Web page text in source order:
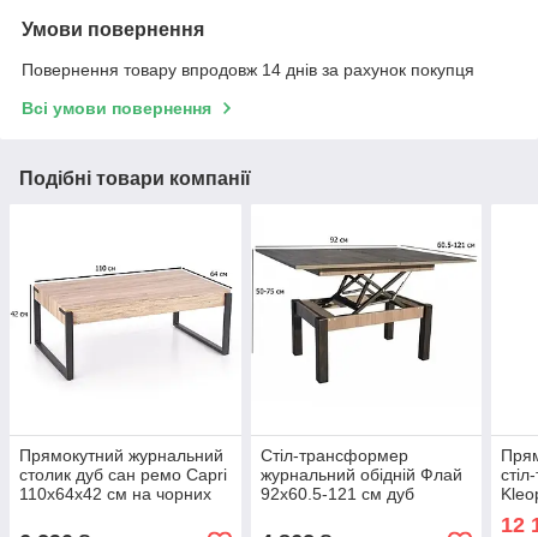
Умови повернення
Повернення товару впродовж 14 днів за рахунок покупця
Всі умови повернення
Подібні товари компанії
Прямокутний журнальний
столик дуб сан ремо Capri
110х64х42 см на чорних
вітальні
Стіл-трансформер
журнальний обідній Флай
92х60.5-121 см дуб
чорних ніжках
12